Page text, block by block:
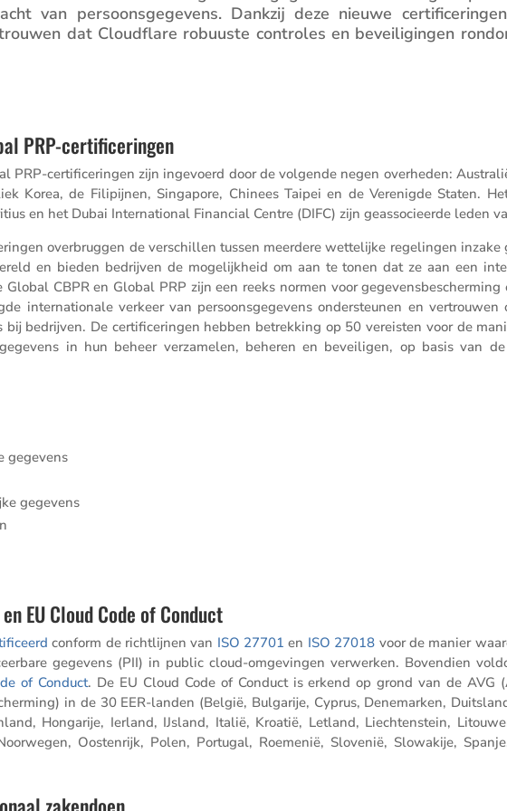
van persoons­ge­ge­vens. Dankzij deze nieuwe
dat Cloud­flare robuuste controles en bevei­li­gingen
PRP-certificeringen
PRP-certi­fi­ce­ringen zijn ingevoerd door de volgende negen overheden:
Korea, de Filipijnen, Singapore, Chinees Taipei en de Verenigde Staten.
en het Dubai Inter­na­ti­onal Finan­cial Centre (DIFC) zijn geasso­ci­eerde leden
overbruggen de verschillen tussen meerdere wette­lijke regelingen
en bieden bedrijven de mogelijk­heid om aan te tonen dat ze aan een
CBPR en Global PRP zijn een reeks normen voor gegevens­be­scher­ming
inter­na­ti­o­nale verkeer van persoons­ge­ge­vens onder­steunen en vertrouwen
bedrijven. De certi­fi­ce­ringen hebben betrek­king op 50 vereisten voor de
in hun beheer verza­melen, beheren en bevei­ligen, op basis van
gegevens
gegevens
EU Cloud Code of Conduct
conform de richt­lijnen van ISO 27701 en ISO 27018 voor de manier
gegevens (PII) in public cloud-omgevingen verwerken. Boven­dien
of Conduct. De EU Cloud Code of Conduct is erkend op grond van de AVG
in de 30 EER-landen (België, Bulga­rije, Cyprus, Denemarken,
Honga­rije, Ierland, IJsland, Italië, Kroatië, Letland, Liech­ten­stein,
Oosten­rijk, Polen, Portugal, Roemenië, Slovenië, Slowa­kije,